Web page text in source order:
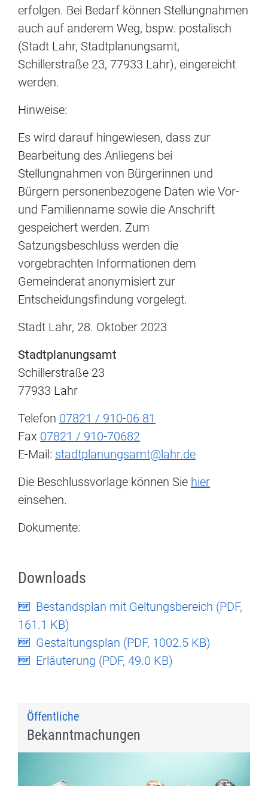
erfolgen. Bei Bedarf können Stellungnahmen
auch auf anderem Weg, bspw. postalisch
(Stadt Lahr, Stadtplanungsamt,
Schillerstraße 23, 77933 Lahr), eingereicht
werden.
Hinweise:
Es wird darauf hingewiesen, dass zur
Bearbeitung des Anliegens bei
Stellungnahmen von Bürgerinnen und
Bürgern personenbezogene Daten wie Vor-
und Familienname sowie die Anschrift
gespeichert werden. Zum
Satzungsbeschluss werden die
vorgebrachten Informationen dem
Gemeinderat anonymisiert zur
Entscheidungsfindung vorgelegt.
Stadt Lahr, 28. Oktober 2023
Stadtplanungsamt
Schillerstraße 23
77933 Lahr
Telefon 07821 / 910-06 81
Fax 07821 / 910-70682
E-Mail: stadtplanungsamt@lahr.de
Die Beschlussvorlage können Sie hier
einsehen.
Dokumente:
Downloads
Bestandsplan mit Geltungsbereich (PDF,
161.1 KB)
Gestaltungsplan (PDF, 1002.5 KB)
Erläuterung (PDF, 49.0 KB)
Öffentliche
Bekanntmachungen